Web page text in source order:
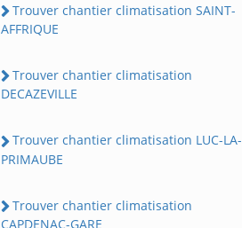
Trouver chantier climatisation SAINT-
AFFRIQUE
Trouver chantier climatisation
DECAZEVILLE
Trouver chantier climatisation LUC-LA-
PRIMAUBE
Trouver chantier climatisation
CAPDENAC-GARE